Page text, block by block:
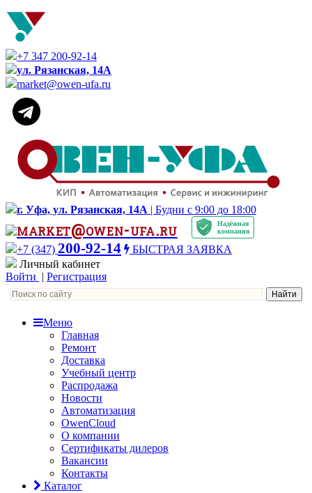
+7 347 200-92-14
ул. Рязанская, 14А
market@owen-ufa.ru
г. Уфа, ул. Рязанская, 14А | Будни с 9:00 до 18:00
market@owen-ufa.ru
Надёжная
компания
+7 (347) 200-92-14
БЫСТРАЯ ЗАЯВКА
Личный кабинет
Войти | Регистрация
Меню
Главная
Ремонт
Доставка
Учебный центр
Распродажа
Новости
Автоматизация
OwenCloud
О компании
Сертификаты дилеров
Вакансии
Контакты
Каталог